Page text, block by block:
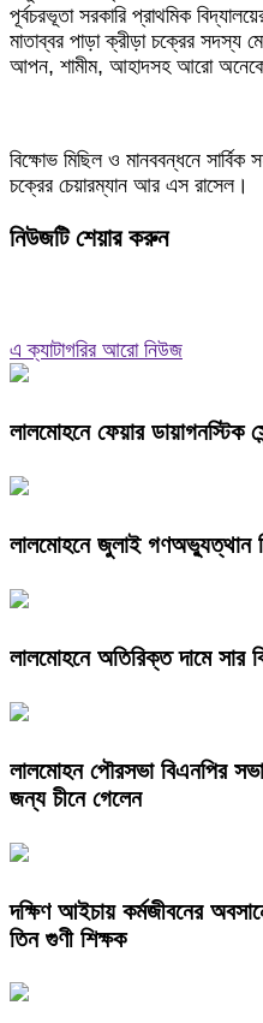
পূর্বচরভূতা সরকারি প্রাথমিক
মাতাব্বর পাড়া ক্রীড়া চক্রের সদস্য
আপন, শামীম, আহাদসহ আরো
বিক্ষোভ মিছিল ও মানববন্ধনে সার্বিক
চক্রের চেয়ারম্যান আর এস রাসেল।
নিউজটি শেয়ার করুন
এ ক্যাটাগরির আরো নিউজ
লালমোহনে ফেয়ার ডায়াগনস্টিক
লালমোহনে জুলাই গণঅভ্যুত্থান
লালমোহনে অতিরিক্ত দামে সার
লালমোহন পৌরসভা বিএনপির
জন্য চীনে গেলেন
দক্ষিণ আইচায় কর্মজীবনের
তিন গুণী শিক্ষক